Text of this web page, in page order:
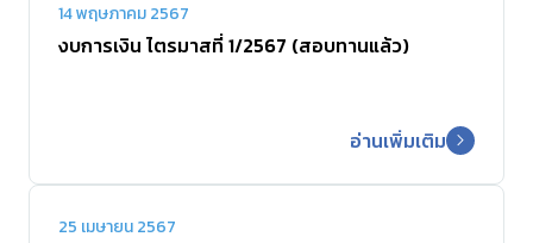
14 พฤษภาคม 2567
งบการเงิน ไตรมาสที่ 1/2567 (สอบทานแล้ว)
อ่านเพิ่มเติม
25 เมษายน 2567